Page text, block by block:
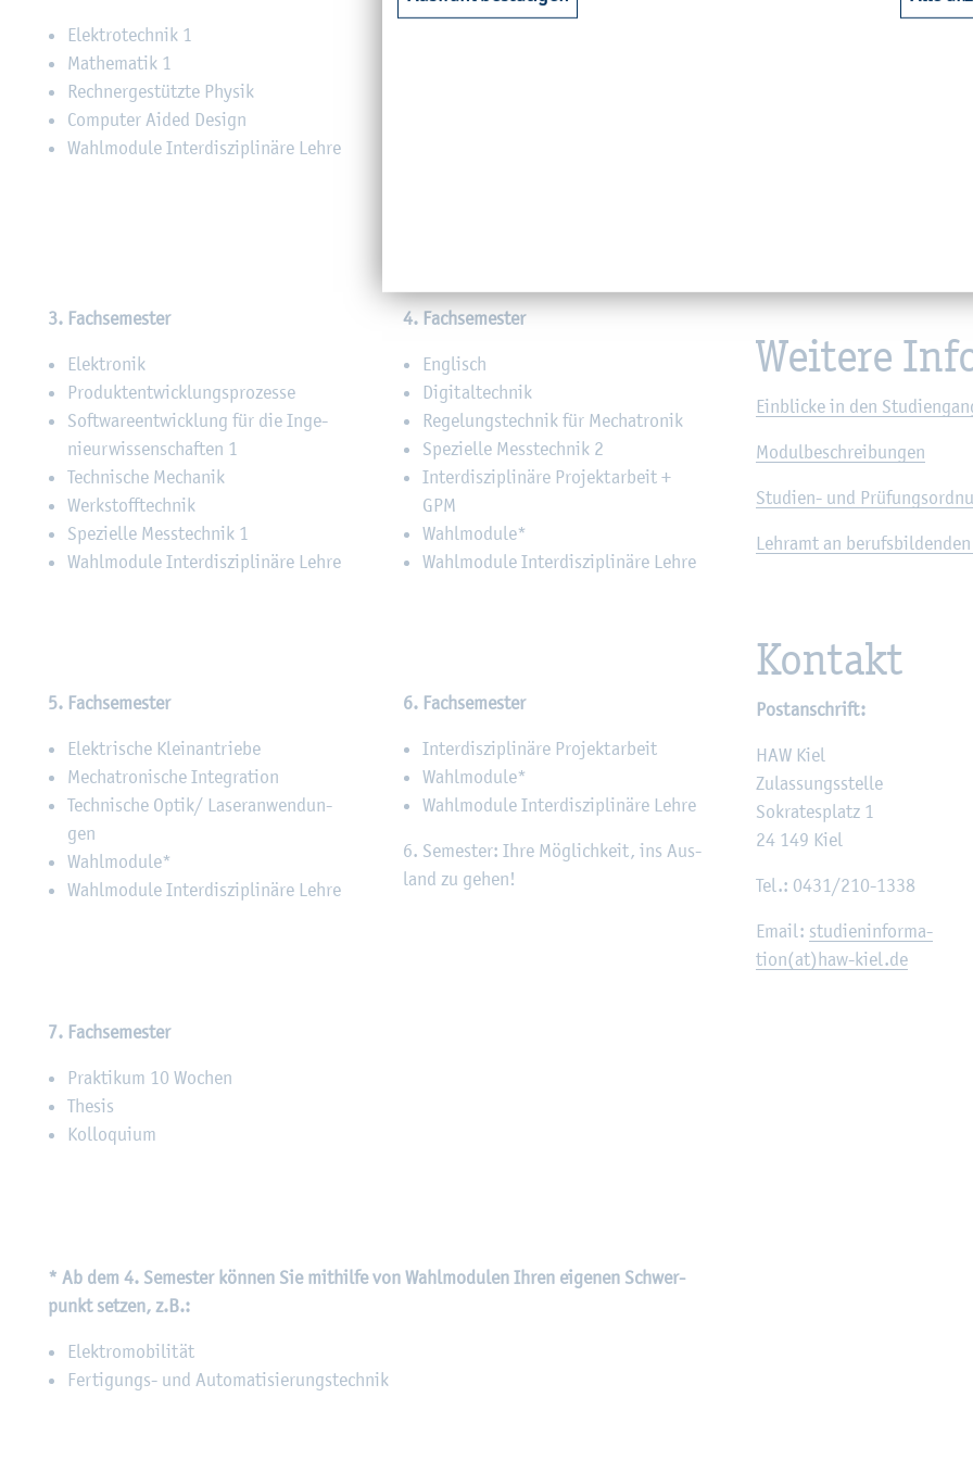
Elek­tro­tech­nik 1
Ma­the­ma­tik 1
Rech­ner­ge­stütz­te Phy­sik
Com­pu­ter Aided De­sign
Wahl­mo­du­le In­ter­dis­zi­pli­nä­re Lehre
3. Fach­se­mes­ter
Elek­tro­nik
Pro­dukt­ent­wick­lungs­pro­zes­se
Soft­ware­ent­wick­lung für die In­ge­
nieur­wis­sen­schaf­ten 1
Tech­ni­sche Me­cha­nik
Werk­stoff­tech­nik
Spe­zi­el­le Mess­tech­nik 1
Wahl­mo­du­le In­ter­dis­zi­pli­nä­re Lehre
4. Fach­se­mes­ter
Eng­lisch
Di­gi­tal­tech­nik
Re­ge­lungs­tech­nik für Me­cha­tro­nik
Spe­zi­el­le Mess­tech­nik 2
In­ter­dis­zi­pli­nä­re Pro­jekt­ar­beit +
GPM
Wahl­mo­du­le*
Wahl­mo­du­le In­ter­dis­zi­pli­nä­re Lehre
5. Fach­se­mes­ter
Elek­tri­sche Klein­an­trie­be
Me­cha­tro­ni­sche In­te­gra­ti­on
Tech­ni­sche Optik/ La­ser­an­wen­dun­
gen
Wahl­mo­du­le*
Wahl­mo­du­le In­ter­dis­zi­pli­nä­re Lehre
6. Fach­se­mes­ter
In­ter­dis­zi­pli­nä­re Pro­jekt­ar­beit
Wahl­mo­du­le*
Wahl­mo­du­le In­ter­dis­zi­pli­nä­re Lehre
6. Se­mes­ter: Ihre Mög­lich­keit, ins Aus­
land zu gehen!
7. Fach­se­mes­ter
Prak­ti­kum 10 Wo­chen
The­sis
Kol­lo­qui­um
* Ab dem 4. Se­mes­ter kön­nen Sie mit­hil­fe von Wahl­mo­du­len Ihren ei­ge­nen Schwer­
punkt set­zen, z.B.:
Elek­tro­mo­bi­li­tät
Fer­ti­gungs- und Au­to­ma­ti­sie­rungs­tech­nik
Fra­gen?
Wei­te­re
Ein­bli­cke in den
Mo­dul­be­schrei­bun­gen
Stu­di­en- und
Lehr­amt an
Kon­takt
Post­an­schrift:
HAW Kiel
Zu­las­sungs­stel­le
So­kra­tes­platz 1
24 149 Kiel
Tel.: 0431/210-1338
Email: stu­di­en­in­for­ma­
ti­on(at)haw-kiel.de